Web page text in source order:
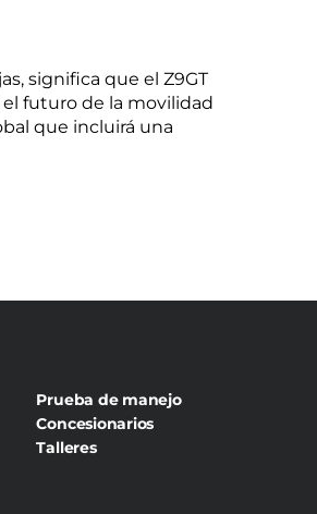
significa que el Z9GT
futuro de la movilidad
que incluirá una
Prueba de manejo
Concesionarios
Talleres